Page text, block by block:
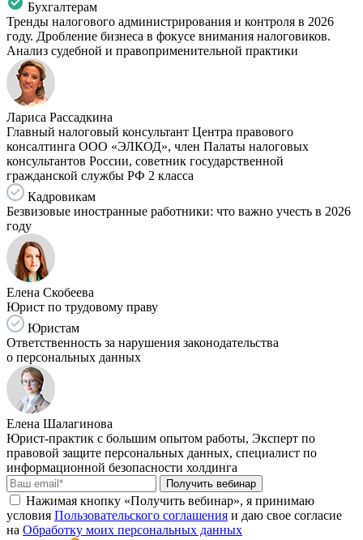
Бухгалтерам
Тренды налогового администрирования и контроля в 2026
году. Дробление бизнеса в фокусе внимания налоговиков.
Анализ судебной и правоприменительной практики
Лариса Рассадкина
Главный налоговый консультант Центра правового
консалтинга ООО «ЭЛКОД», член Палаты налоговых
консультантов России, советник государственной
гражданской службы РФ 2 класса
Кадровикам
Безвизовые иностранные работники: что важно учесть в 2026
году
Елена Скобеева
Юрист по трудовому праву
Юристам
Ответственность за нарушения законодательства
о персональных данных
Елена Шалагинова
Юрист-практик с большим опытом работы, Эксперт по
правовой защите персональных данных, специалист по
информационной безопасности холдинга
Получить вебинар
Нажимая кнопку «Получить вебинар», я принимаю
условия Пользовательского соглашения и даю свое согласие
на Обработку моих персональных данных